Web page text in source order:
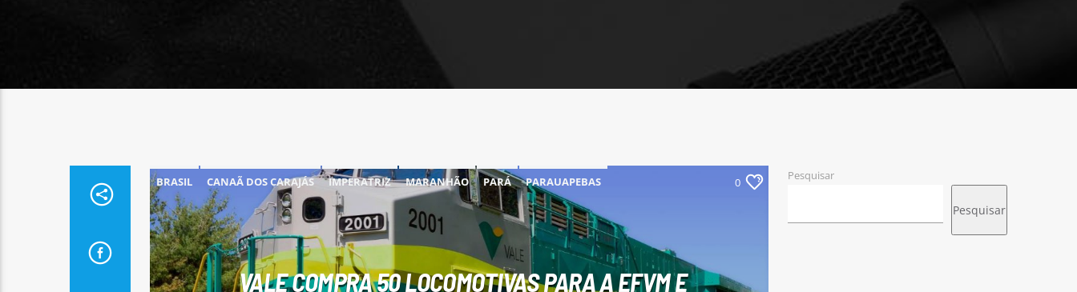
BRASIL CANAÃ DOS CARAJÁS IMPERATRIZ MARANHÃO PARÁ PARAUAPEBAS 0
VALE COMPRA 50 LOCOMOTIVAS PARA A EFVM E
Pesquisar
Pesquisar